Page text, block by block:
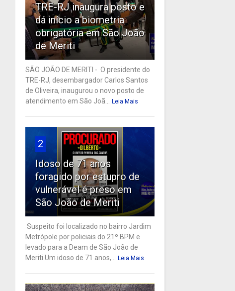
TRE-RJ inaugura posto e
dá início a biometria
obrigatória em São João
de Meriti
SÃO JOÃO DE MERITI - O presidente do
TRE-RJ, desembargador Carlos Santos
de Oliveira, inaugurou o novo posto de
atendimento em São Joã...
Leia Mais
2
Idoso de 71 anos
foragido por estupro de
vulnerável é preso em
São João de Meriti
Suspeito foi localizado no bairro Jardim
Metrópole por policiais do 21º BPM e
levado para a Deam de São João de
Meriti Um idoso de 71 anos,...
Leia Mais